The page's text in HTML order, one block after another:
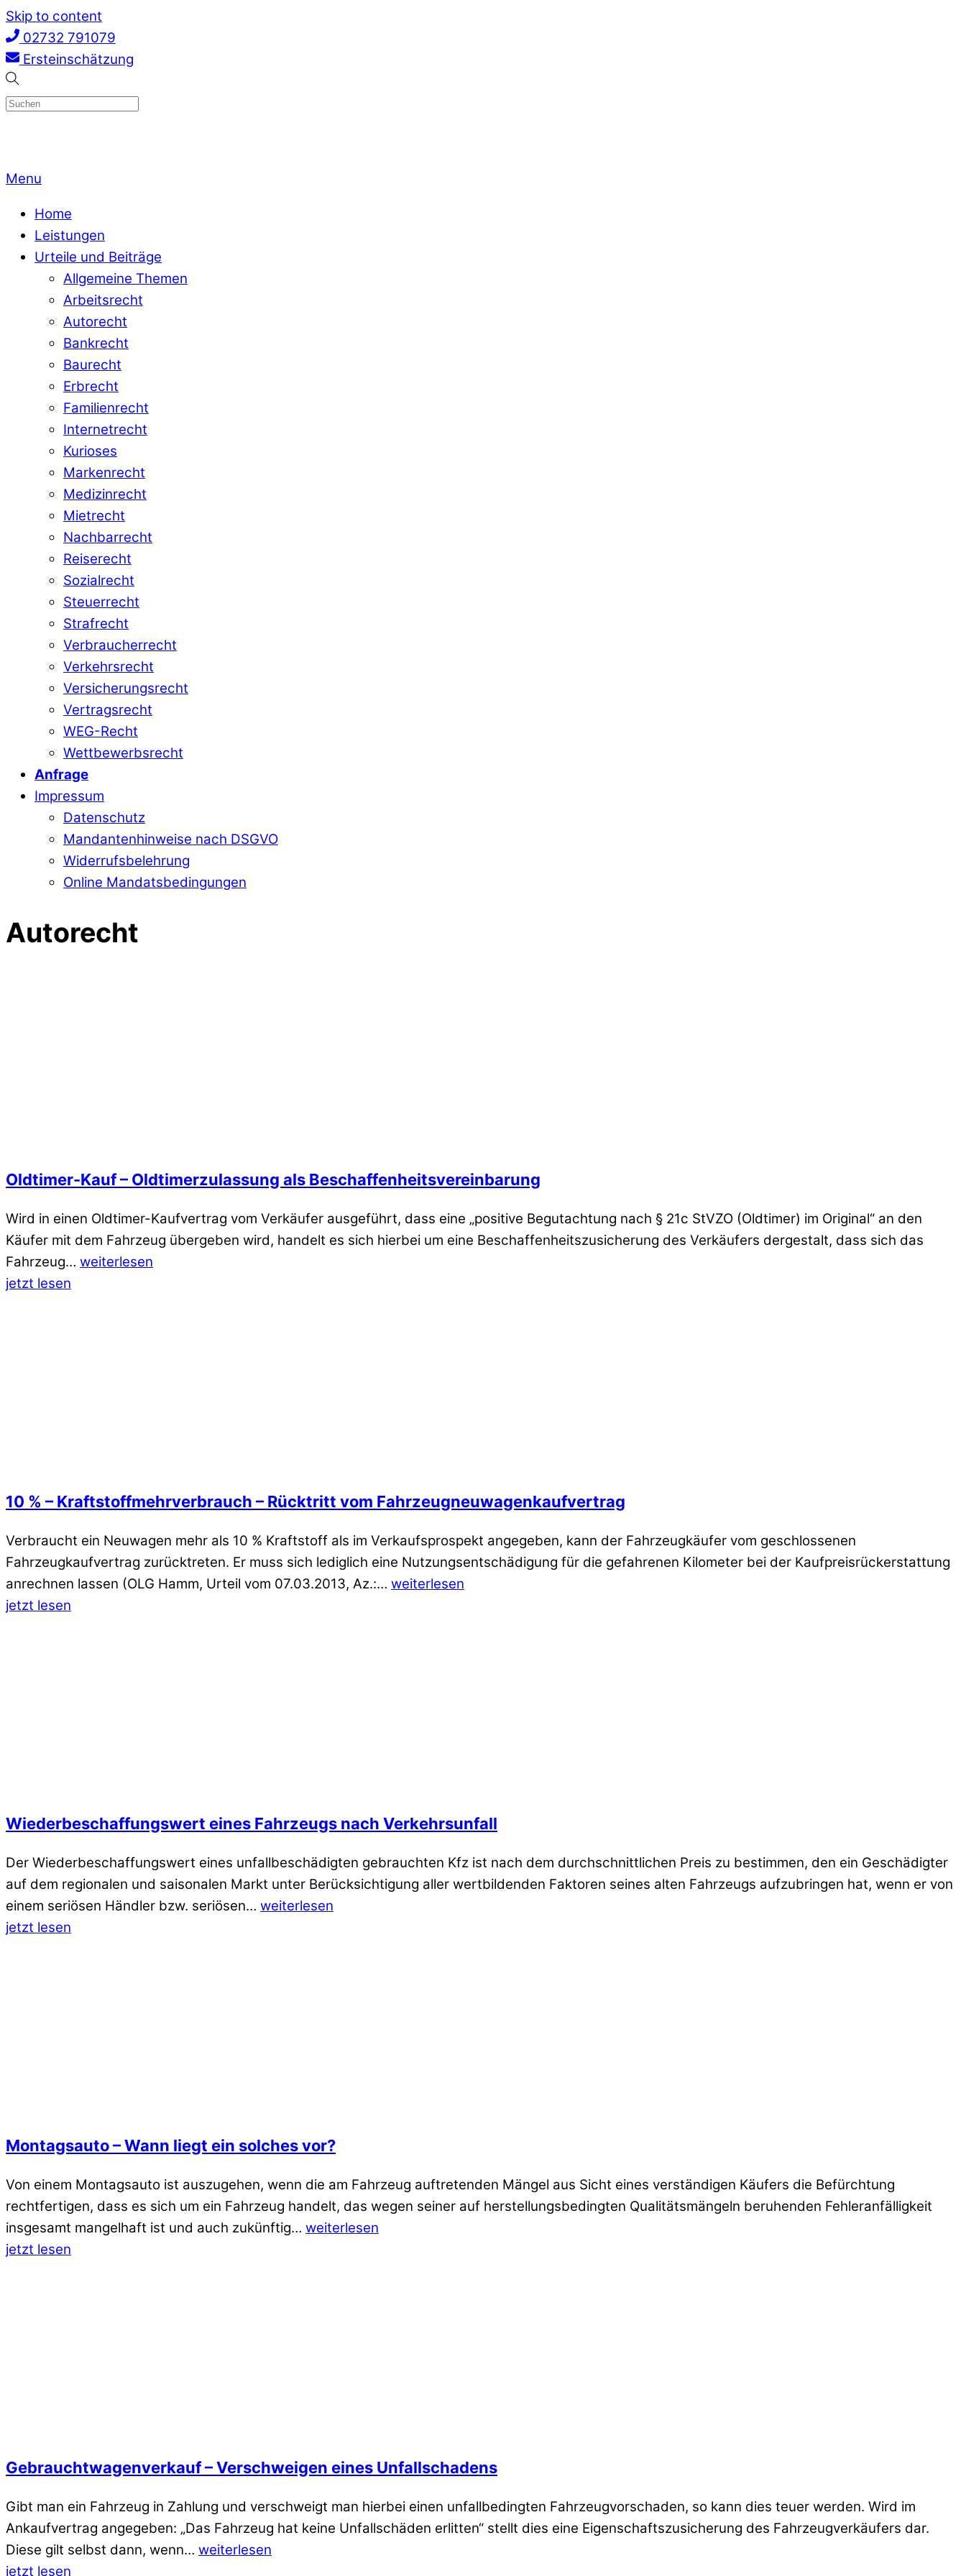
Skip to content
02732 791079
Ersteinschätzung
Menu
Home
Leistungen
Urteile und Beiträge
Allgemeine Themen
Arbeitsrecht
Autorecht
Bankrecht
Baurecht
Erbrecht
Familienrecht
Internetrecht
Kurioses
Markenrecht
Medizinrecht
Mietrecht
Nachbarrecht
Reiserecht
Sozialrecht
Steuerrecht
Strafrecht
Verbraucherrecht
Verkehrsrecht
Versicherungsrecht
Vertragsrecht
WEG-Recht
Wettbewerbsrecht
Anfrage
Impressum
Datenschutz
Mandantenhinweise nach DSGVO
Widerrufsbelehrung
Online Mandatsbedingungen
Autorecht
Oldtimer-Kauf – Oldtimerzulassung als Beschaffenheitsvereinbarung
Wird in einen Oldtimer-Kaufvertrag vom Verkäufer ausgeführt, dass eine „positive Begutachtung nach § 21c StVZO (Oldtimer) im Original“ an den
Käufer mit dem Fahrzeug übergeben wird, handelt es sich hierbei um eine Beschaffenheitszusicherung des Verkäufers dergestalt, dass sich das
Fahrzeug… weiterlesen
jetzt lesen
10 % – Kraftstoffmehrverbrauch – Rücktritt vom Fahrzeugneuwagenkaufvertrag
Verbraucht ein Neuwagen mehr als 10 % Kraftstoff als im Verkaufsprospekt angegeben, kann der Fahrzeugkäufer vom geschlossenen
Fahrzeugkaufvertrag zurücktreten. Er muss sich lediglich eine Nutzungsentschädigung für die gefahrenen Kilometer bei der Kaufpreisrückerstattung
anrechnen lassen (OLG Hamm, Urteil vom 07.03.2013, Az.:… weiterlesen
jetzt lesen
Wiederbeschaffungswert eines Fahrzeugs nach Verkehrsunfall
Der Wiederbeschaffungswert eines unfallbeschädigten gebrauchten Kfz ist nach dem durchschnittlichen Preis zu bestimmen, den ein Geschädigter
auf dem regionalen und saisonalen Markt unter Berücksichtigung aller wertbildenden Faktoren seines alten Fahrzeugs aufzubringen hat, wenn er von
einem seriösen Händler bzw. seriösen… weiterlesen
jetzt lesen
Montagsauto – Wann liegt ein solches vor?
Von einem Montagsauto ist auszugehen, wenn die am Fahrzeug auftretenden Mängel aus Sicht eines verständigen Käufers die Befürchtung
rechtfertigen, dass es sich um ein Fahrzeug handelt, das wegen seiner auf herstellungsbedingten Qualitätsmängeln beruhenden Fehleranfälligkeit
insgesamt mangelhaft ist und auch zukünftig… weiterlesen
jetzt lesen
Gebrauchtwagenverkauf – Verschweigen eines Unfallschadens
Gibt man ein Fahrzeug in Zahlung und verschweigt man hierbei einen unfallbedingten Fahrzeugvorschaden, so kann dies teuer werden. Wird im
Ankaufvertrag angegeben: „Das Fahrzeug hat keine Unfallschäden erlitten“ stellt dies eine Eigenschaftszusicherung des Fahrzeugverkäufers dar.
Diese gilt selbst dann, wenn… weiterlesen
jetzt lesen